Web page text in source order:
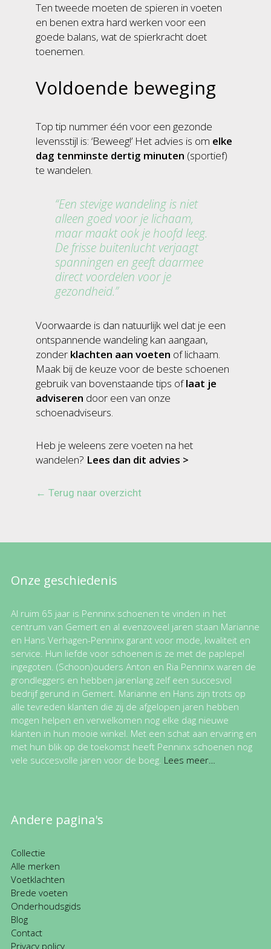
Ten tweede moeten de spieren in voeten
en benen extra hard werken voor een
goede balans, wat de spierkracht doet
toenemen.
Voldoende beweging
Top tip nummer één voor een gezonde
levensstijl is: ‘Beweeg!’ Het advies is om elke
dag tenminste dertig minuten (sportief)
te wandelen.
Een stevige wandeling is niet
alleen goed voor je lichaam,
maar maakt ook je hoofd leeg.
De frisse buitenlucht verjaagt
spanningen en geeft daarmee
direct voordelen voor je
gezondheid.
Voorwaarde is dan natuurlijk wel dat je een
ontspannende wandeling kan aangaan,
zonder klachten aan voeten of lichaam.
Maak bij de keuze voor de beste schoenen
gebruik van bovenstaande tips oflaat je
adviseren door een van onze
schoenadviseurs.
Heb je weleens zere voeten na het
wandelen? Lees dan dit advies >
← Terug naar overzicht
Onze geschiedenis
Al ruim 65 jaar is Penninx schoenen te vinden in het
centrum van Gemert en al evenzoveel jaren staan Marianne
en Hans Verhagen-Penninx garant voor mode, kwaliteit en
service. Hun liefde voor schoenen is ze met de paplepel
ingegoten. (Schoon)ouders Anton en Ria Penninx waren de
grondleggers en hebben jarenlang zelf een succesvol
bedrijf gerund in Gemert. Marianne en Hans zijn trots op
alle tevreden klanten die zij de afgelopen jaren hebben
mogen helpen en verwelkomen nog elke dag nieuwe
klanten in hun mooie winkel. Met een schat aan ervaring en
met hun blik op de toekomst heeft Penninx schoenen nog
vele succesvolle jaren voor de boeg. Lees meer…
Andere pagina's
Collectie
Alle merken
Voetklachten
Brede voeten
Onderhoudsgids
Blog
Contact
Privacy policy